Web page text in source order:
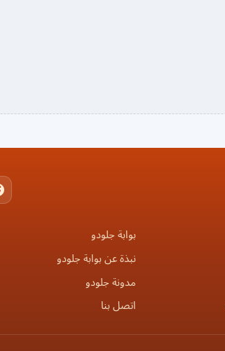
بوابة جلودو
نبذة عن بوابة جلودو
مدونة جلودو
اتصل بنا